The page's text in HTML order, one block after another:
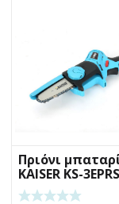
Πριόνι
KAISER KS-